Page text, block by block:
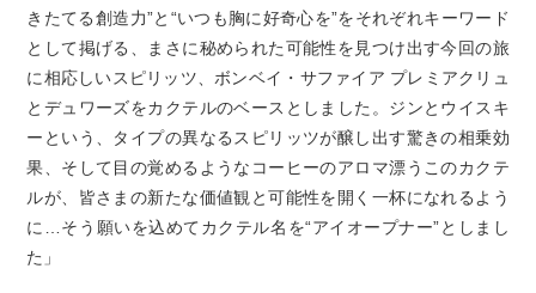
きたてる創造力”と“いつも胸に好奇心を”をそれぞれキーワード
として掲げる、まさに秘められた可能性を見つけ出す今回の旅
に相応しいスピリッツ、ボンベイ・サファイア プレミアクリュ
とデュワーズをカクテルのベースとしました。ジンとウイスキ
ーという、タイプの異なるスピリッツが醸し出す驚きの相乗効
果、そして目の覚めるようなコーヒーのアロマ漂うこのカクテ
ルが、皆さまの新たな価値観と可能性を開く一杯になれるよう
に…そう願いを込めてカクテル名を“アイオープナー”としまし
た」